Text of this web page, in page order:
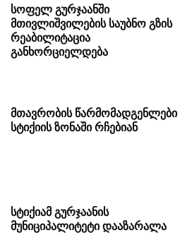
სოფელ გურჯაანში
მთივლიშვილების საუბნო გზის
რეაბილიტაცია
განხორციელდება
მთავრობის წარმომადგენლები
სტიქიის ზონაში რჩებიან
სტიქიამ გურჯაანის
მუნიციპალიტეტი დააზარალა